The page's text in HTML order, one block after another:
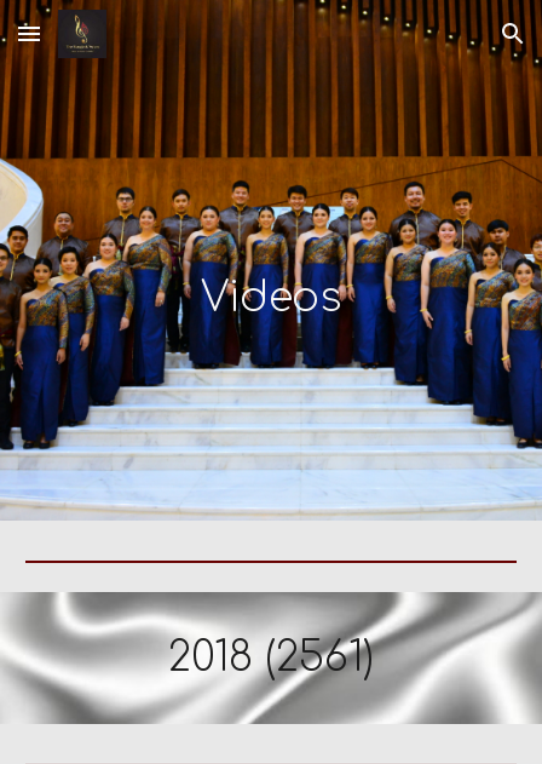
Skip to main content Skip to navigation
Videos
2018 (2561)